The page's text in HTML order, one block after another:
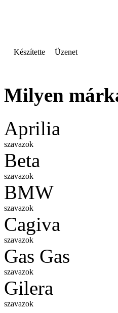
Készítette Üzenet
Milyen
Aprilia
szavazok
Beta
szavazok
BMW
szavazok
Cagiva
szavazok
Gas Gas
szavazok
Gilera
szavazok